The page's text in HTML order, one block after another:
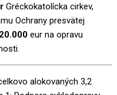
Gréckokatolícka cirkev,
Ochrany presvätej
20.000 eur na opravu
alokovaných 3,2